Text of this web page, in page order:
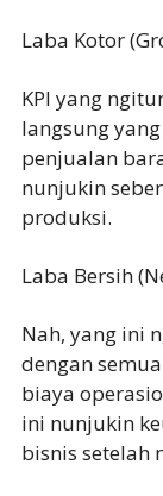
Laba Kotor
KPI yang
langsung
penjualan
nunjukin
produksi.
Laba Bersih
Nah, yang ini
dengan
biaya
ini nunjukin
bisnis setelah